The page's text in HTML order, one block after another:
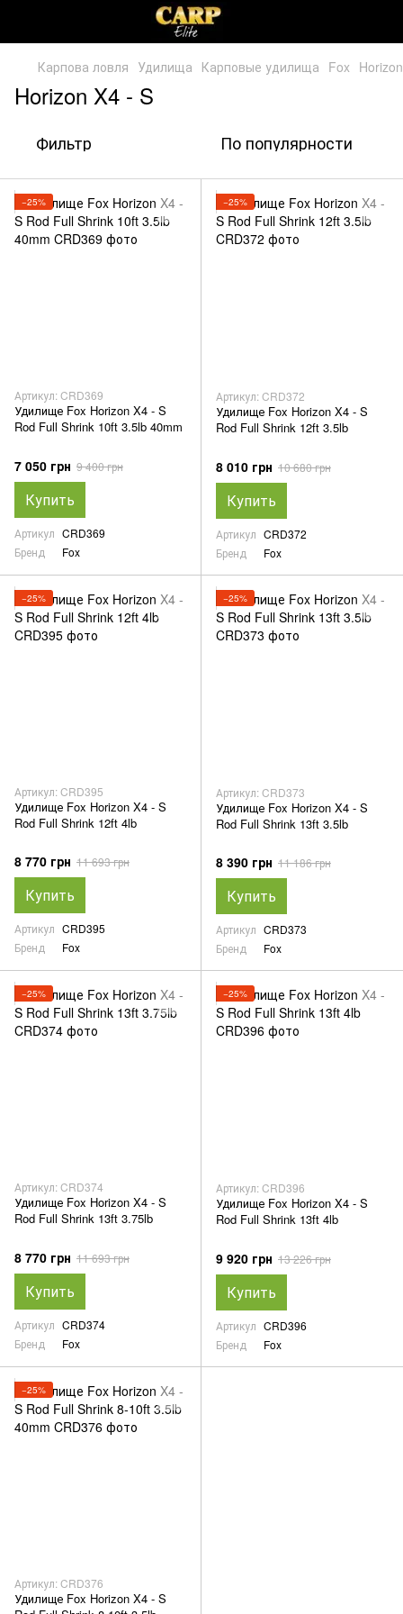
Карпова ловля Удилища Карповые удилища Fox
Horizon X4 - S
Фильтр По популярности
−25%
Артикул: CRD369
Удилище Fox Horizon X4 - S
Rod Full Shrink 10ft 3.5lb 40mm
7 050 грн 9 400 грн
Купить
Артикул CRD369
Бренд
Fox
−25%
Артикул: CRD372
Удилище Fox Horizon X4 - S
Rod Full Shrink 12ft 3.5lb
8 010 грн 10 680 грн
Купить
Артикул CRD372
Бренд
Fox
−25%
Артикул: CRD395
Удилище Fox Horizon X4 - S
Rod Full Shrink 12ft 4lb
8 770 грн 11 693 грн
Купить
Артикул CRD395
Бренд
Fox
−25%
Артикул: CRD373
Удилище Fox Horizon X4 - S
Rod Full Shrink 13ft 3.5lb
8 390 грн 11 186 грн
Купить
Артикул CRD373
Бренд
Fox
−25%
Артикул: CRD374
Удилище Fox Horizon X4 - S
Rod Full Shrink 13ft 3.75lb
8 770 грн 11 693 грн
Купить
Артикул CRD374
Бренд
Fox
−25%
Артикул: CRD396
Удилище Fox Horizon X4 - S
Rod Full Shrink 13ft 4lb
9 920 грн 13 226 грн
Купить
Артикул CRD396
Бренд
Fox
−25%
Артикул: CRD376
Удилище Fox Horizon X4 - S